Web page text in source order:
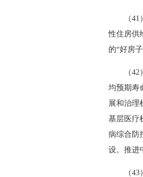
（
性住房供
的“好房
（
均预期寿
展和治理
基层医疗
病综合防
设。推进
（